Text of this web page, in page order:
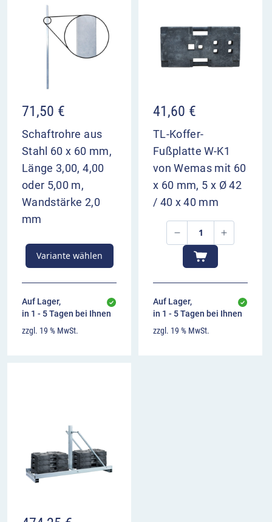
Vorbereitung zu geben.
VZ 535-21 im Überblick
kündigt das Ende des linken Fahrstreifens an
Aufstellung 400 und 200 m vor Bezugspunkt
71,50 €
Schaftrohre aus
Stahl 60 x 60 mm,
Länge 3,00, 4,00
oder 5,00 m,
Wandstärke 2,0
mm
Variante wählen
Auf Lager,
in 1 - 5 Tagen bei Ihnen
zzgl. 19 % MwSt.
41,60 €
TL-Koffer-
Fußplatte W-K1
von Wemas mit 60
x 60 mm, 5 x Ø 42
/ 40 x 40 mm
Auf Lager,
in 1 - 5 Tagen bei Ihnen
zzgl. 19 % MwSt.